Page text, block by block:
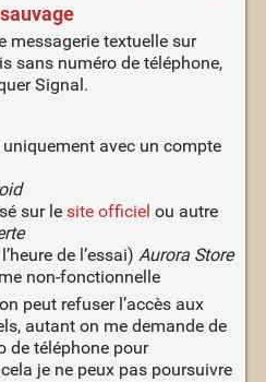
messagerie textuelle sur
sans numéro de téléphone,
Signal.
avec un compte
sur le site officiel ou autre
de l’essai) Aurora Store
non-fonctionnelle
peut refuser l’accès aux
autant on me demande de
de téléphone pour
je ne peux pas poursuivre